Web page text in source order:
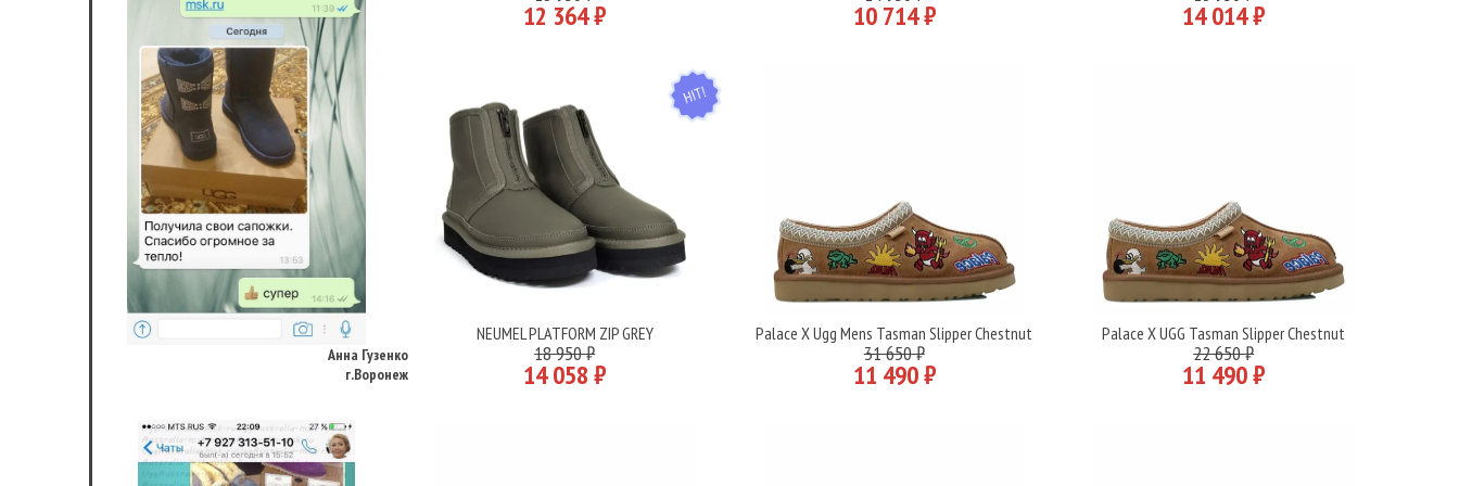
Анна Гузенко
г.Воронеж
12 364 ₽ 10 714 ₽ 14 014 ₽
HIT
Подробнее
NEUMEL PLATFORM ZIP GREY
18 950 ₽
14 058 ₽
Подробнее
Palace X Ugg Mens Tasman Slipper Chestnut
31 650 ₽
11 490 ₽
Подробнее
Palace X UGG Tasman Slipper Chestnut
22 650 ₽
11 490 ₽